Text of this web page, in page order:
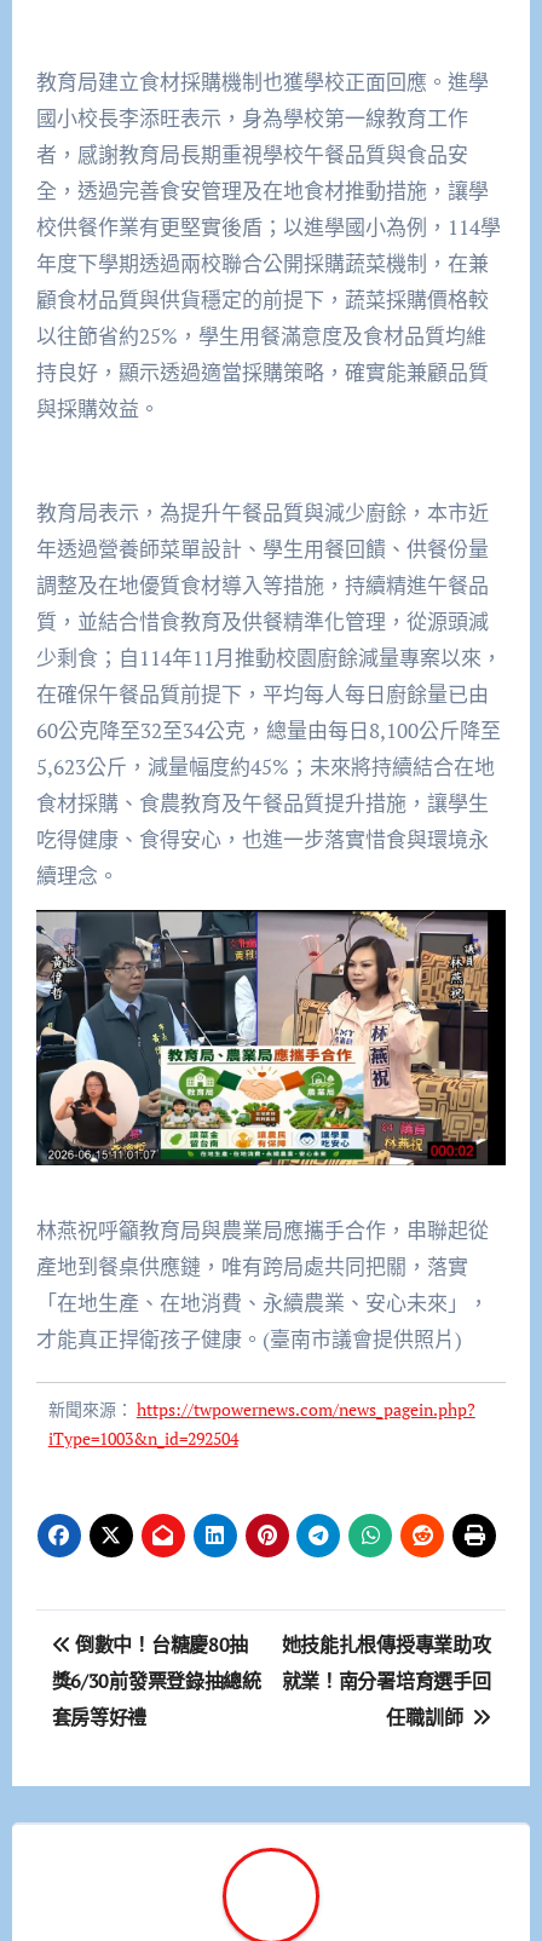
教育局建立食材採購機制也獲學校正面回應。進學
國小校長李添旺表示，身為學校第一線教育工作
者，感謝教育局長期重視學校午餐品質與食品安
全，透過完善食安管理及在地食材推動措施，讓學
校供餐作業有更堅實後盾；以進學國小為例，114學
年度下學期透過兩校聯合公開採購蔬菜機制，在兼
顧食材品質與供貨穩定的前提下，蔬菜採購價格較
以往節省約25%，學生用餐滿意度及食材品質均維
持良好，顯示透過適當採購策略，確實能兼顧品質
與採購效益。
教育局表示，為提升午餐品質與減少廚餘，本市近
年透過營養師菜單設計、學生用餐回饋、供餐份量
調整及在地優質食材導入等措施，持續精進午餐品
質，並結合惜食教育及供餐精準化管理，從源頭減
少剩食；自114年11月推動校園廚餘減量專案以來，
在確保午餐品質前提下，平均每人每日廚餘量已由
60公克降至32至34公克，總量由每日8,100公斤降至
5,623公斤，減量幅度約45%；未來將持續結合在地
食材採購、食農教育及午餐品質提升措施，讓學生
吃得健康、食得安心，也進一步落實惜食與環境永
續理念。
林燕祝呼籲教育局與農業局應攜手合作，串聯起從
產地到餐桌供應鏈，唯有跨局處共同把關，落實
「在地生產、在地消費、永續農業、安心未來」，
才能真正捍衛孩子健康。(臺南市議會提供照片)
新聞來源： https://twpowernews.com/news_pagein.php?
iType=1003&n_id=292504
文
章
導
覽
倒數中！台糖慶80抽
獎6/30前發票登錄抽總統
套房等好禮
她技能扎根傳授專業助攻
就業！南分署培育選手回
任職訓師